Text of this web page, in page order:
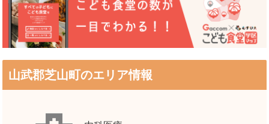
山武郡芝山町のエリア情報